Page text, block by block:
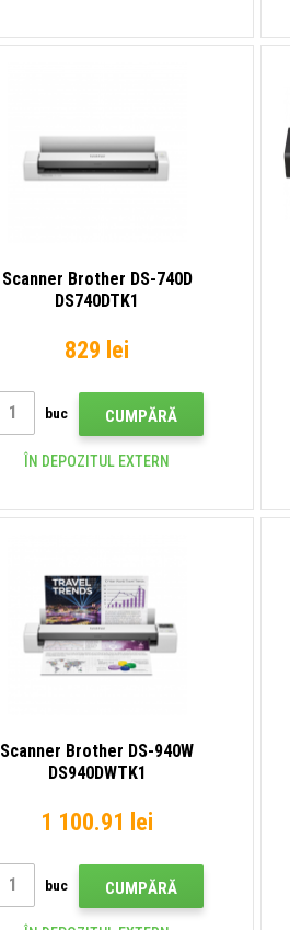
Scanner Brother DS-740D
DS740DTK1
829 lei
buc CUMPĂRĂ
ÎN DEPOZITUL EXTERN
Scanner Brother DS-940W
DS940DWTK1
1 100.91 lei
buc CUMPĂRĂ